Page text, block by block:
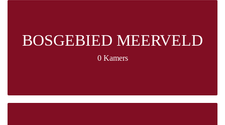
BOSGEBIED MEERVELD
0 Kamers